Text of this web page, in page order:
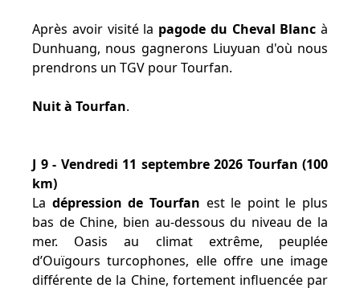
Après avoir visité la pagode du Cheval Blanc à
Dunhuang, nous gagnerons Liuyuan d'où nous
prendrons un TGV pour Tourfan.
Nuit à Tourfan.
J 9 - Vendredi 11 septembre 2026 Tourfan (100
km)
La dépression de Tourfan est le point le plus
bas de Chine, bien au-dessous du niveau de la
mer. Oasis au climat extrême, peuplée
d’Ouïgours turcophones, elle offre une image
différente de la Chine, fortement influencée par